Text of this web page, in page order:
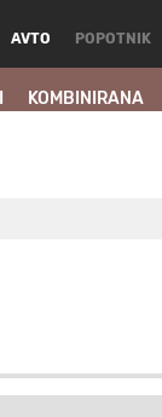
AVTO
KOMBINIRANA
POPOTNIK